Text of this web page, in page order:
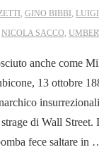
, GINO BIBBI ,
NICOLA SACCO,
anche come
13 ottobre
di Wall Street.
fece saltare in